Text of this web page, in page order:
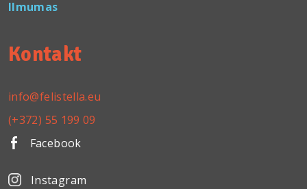
Ilmumas
Kontakt
info@felistella.eu
(+372) 55 199 09
Facebook
Instagram